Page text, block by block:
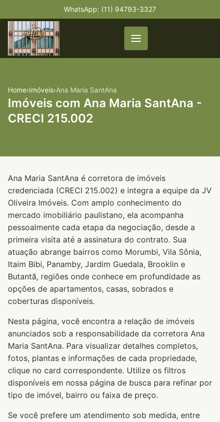
WhatsApp: (11) 94793-3327
Home›Imóveis›Ana Maria SantAna
Imóveis com Ana Maria SantAna -
CRECI 215.002
Ana Maria SantAna é corretora de imóveis
credenciada (CRECI 215.002) e integra a equipe da JV
Oliveira Imóveis. Com amplo conhecimento do
mercado imobiliário paulistano, ela acompanha
pessoalmente cada etapa da negociação, desde a
primeira visita até a assinatura do contrato. Sua
atuação abrange bairros como Morumbi, Vila Sônia,
Itaim Bibi, Panamby, Jardim Guedala, Brooklin e
Butantã, regiões onde conhece em profundidade as
opções de apartamentos, casas, sobrados e
coberturas disponíveis.
Nesta página, você encontra a relação de imóveis
anunciados sob a responsabilidade da corretora Ana
Maria SantAna. Para visualizar detalhes completos,
fotos, plantas e informações de cada propriedade,
clique no card correspondente. Utilize os filtros
disponíveis em nossa página de busca para refinar por
tipo de imóvel, bairro ou faixa de preço.
Se você prefere um atendimento sob medida, entre